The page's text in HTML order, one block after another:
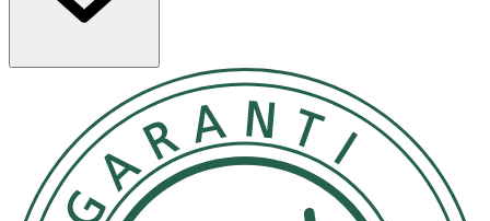
För ett jämnt resultat, se till att nageln är helt fri från
eller handkräm. Applicera ett eller flera lager närmst
nageln. Flera lager ger en djupare nyans av de färgade
och ett starkare lager av det transperanta. Nail Hardener
kan användas enskilt eller som baslack.
Förvaras i rumstemperatur